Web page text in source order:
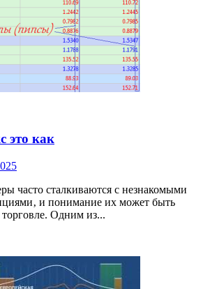
это как
часто сталкиваются с незнакомыми
и понимание их может быть
Одним из...